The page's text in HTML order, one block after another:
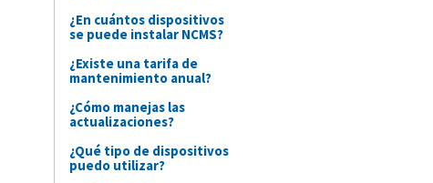
¿En cuántos dispositivos
se puede instalar NCMS?
¿Existe una tarifa de
mantenimiento anual?
¿Cómo manejas las
actualizaciones?
¿Qué tipo de dispositivos
puedo utilizar?